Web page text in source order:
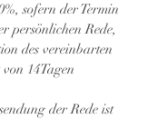
sofern der Termin
persönlichen Rede,
des vereinbarten
14Tagen
der Rede ist